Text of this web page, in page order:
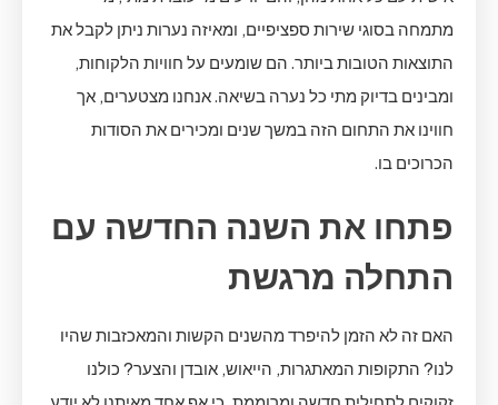
מתמחה בסוגי שירות ספציפיים, ומאיזה נערות ניתן לקבל את
התוצאות הטובות ביותר. הם שומעים על חוויות הלקוחות,
ומבינים בדיוק מתי כל נערה בשיאה. אנחנו מצטערים, אך
חווינו את התחום הזה במשך שנים ומכירים את הסודות
הכרוכים בו.
פתחו את השנה החדשה עם
התחלה מרגשת
האם זה לא הזמן להיפרד מהשנים הקשות והמאכזבות שהיו
לנו? התקופות המאתגרות, הייאוש, אובדן והצער? כולנו